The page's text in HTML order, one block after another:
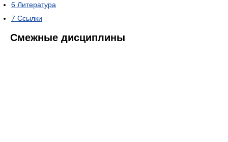
6 Литература
7 Ссылки
Смежные дисциплины